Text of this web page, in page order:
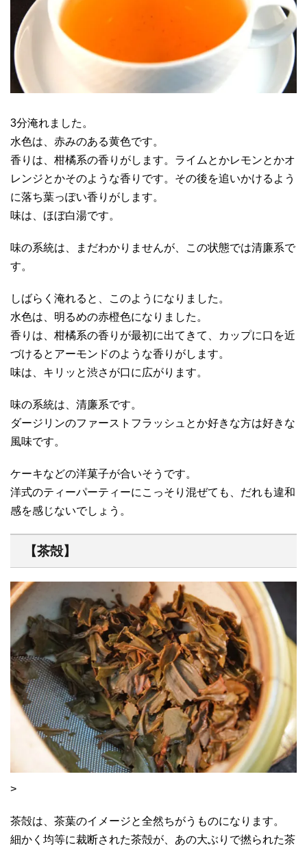
3分淹れました。
水色は、赤みのある黄色です。
香りは、柑橘系の香りがします。ライムとかレモンとかオ
レンジとかそのような香りです。その後を追いかけるよう
に落ち葉っぽい香りがします。
味は、ほぼ白湯です。
味の系統は、まだわかりませんが、この状態では清廉系で
す。
しばらく淹れると、このようになりました。
水色は、明るめの赤橙色になりました。
香りは、柑橘系の香りが最初に出てきて、カップに口を近
づけるとアーモンドのような香りがします。
味は、キリッと渋さが口に広がります。
味の系統は、清廉系です。
ダージリンのファーストフラッシュとか好きな方は好きな
風味です。
ケーキなどの洋菓子が合いそうです。
洋式のティーパーティーにこっそり混ぜても、だれも違和
感を感じないでしょう。
【茶殻】
>
茶殻は、茶葉のイメージと全然ちがうものになります。
細かく均等に裁断された茶殻が、あの大ぶりで撚られた茶